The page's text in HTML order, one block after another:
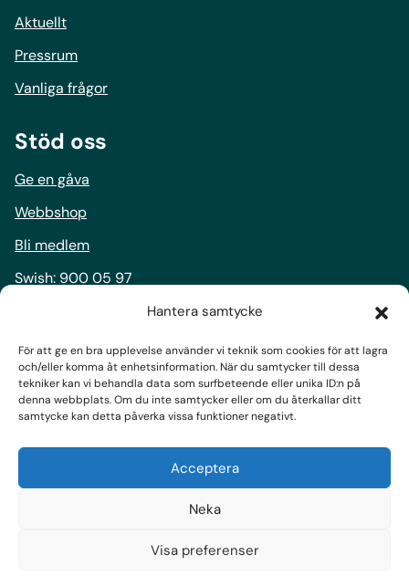
Hantera samtycke
För att ge en bra upplevelse använder vi teknik som cookies för att lagra
och/eller komma åt enhetsinformation. När du samtycker till dessa
tekniker kan vi behandla data som surfbeteende eller unika ID:n på
denna webbplats. Om du inte samtycker eller om du återkallar ditt
samtycke kan detta påverka vissa funktioner negativt.
Acceptera
Neka
Visa preferenser
Aktuellt
Pressrum
Vanliga frågor
Stöd oss
Ge en gåva
Webbshop
Bli medlem
Swish: 900 05 97
900-0597
Följ oss
Facebook
Prenumerera på nyhetsbrev